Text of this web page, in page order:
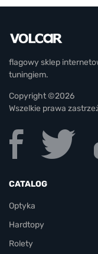
flagowy sklep
tuningiem.
Copyright ©2026
Wszelkie prawa
CATALOG
Optyka
Hardtopy
Rolety